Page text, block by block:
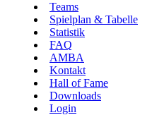
Teams
Spielplan & Tabelle
Statistik
FAQ
AMBA
Kontakt
Hall of Fame
Downloads
Login